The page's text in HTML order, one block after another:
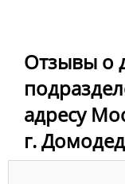
Отзывы о
адресу
г.